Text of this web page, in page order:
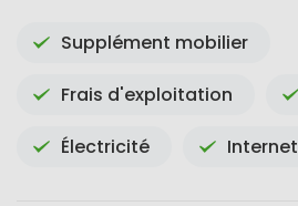
Supplément mobilier
Frais d'exploitation
Électricité Internet